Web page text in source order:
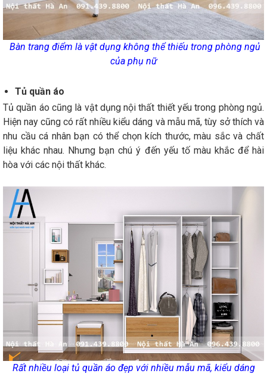
Bàn trang điểm là vật dụng không thể thiếu trong phòng ngủ
của phụ nữ
Tủ quần áo
Tủ quần áo cũng là vật dụng nội thất thiết yếu trong phòng ngủ.
Hiện nay cũng có rất nhiều kiểu dáng và mẫu mã, tùy sở thích và
nhu cầu cá nhân bạn có thể chọn kích thước, màu sắc và chất
liệu khác nhau. Nhưng bạn chú ý đến yếu tố màu khắc để hài
hòa với các nội thất khác.
Rất nhiều loại tủ quần áo đẹp với nhiều mẫu mã, kiểu dáng